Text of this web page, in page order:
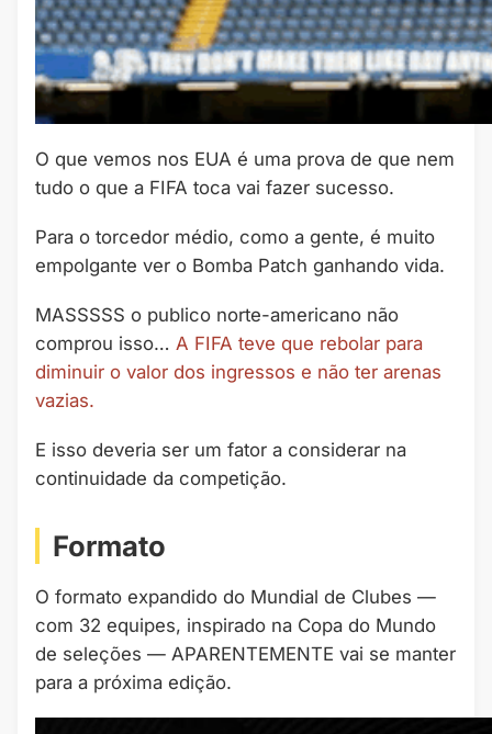
O que vemos nos EUA é uma prova de que nem
tudo o que a FIFA toca vai fazer sucesso.
Para o torcedor médio, como a gente, é muito
empolgante ver o Bomba Patch ganhando vida.
MASSSSS o publico norte-americano não
comprou isso… A FIFA teve que rebolar para
diminuir o valor dos ingressos e não ter arenas
vazias.
E isso deveria ser um fator a considerar na
continuidade da competição.
Formato
O formato expandido do Mundial de Clubes —
com 32 equipes, inspirado na Copa do Mundo
de seleções — APARENTEMENTE vai se manter
para a próxima edição.